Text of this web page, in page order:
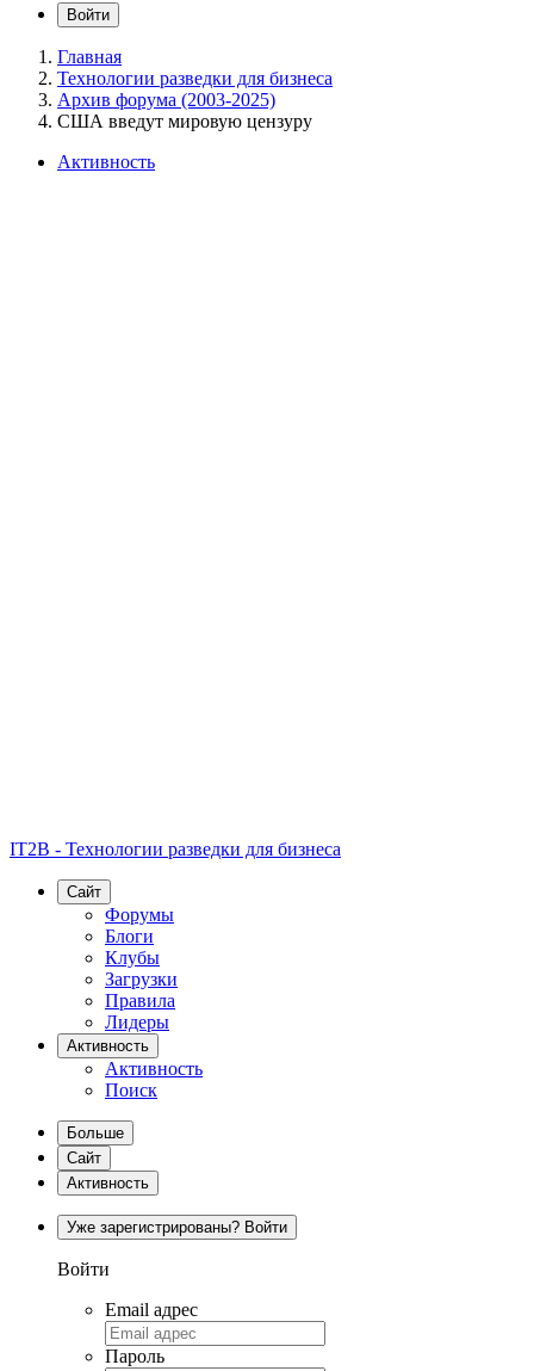
Войти
Главная
Технологии разведки для бизнеса
Архив форума (2003-2025)
США введут мировую цензуру
Активность
IT2B - Технологии разведки для бизнеса
Сайт
Форумы
Блоги
Клубы
Загрузки
Правила
Лидеры
Активность
Активность
Поиск
Больше
Сайт
Активность
Уже зарегистрированы? Войти
Войти
Email адрес
Пароль